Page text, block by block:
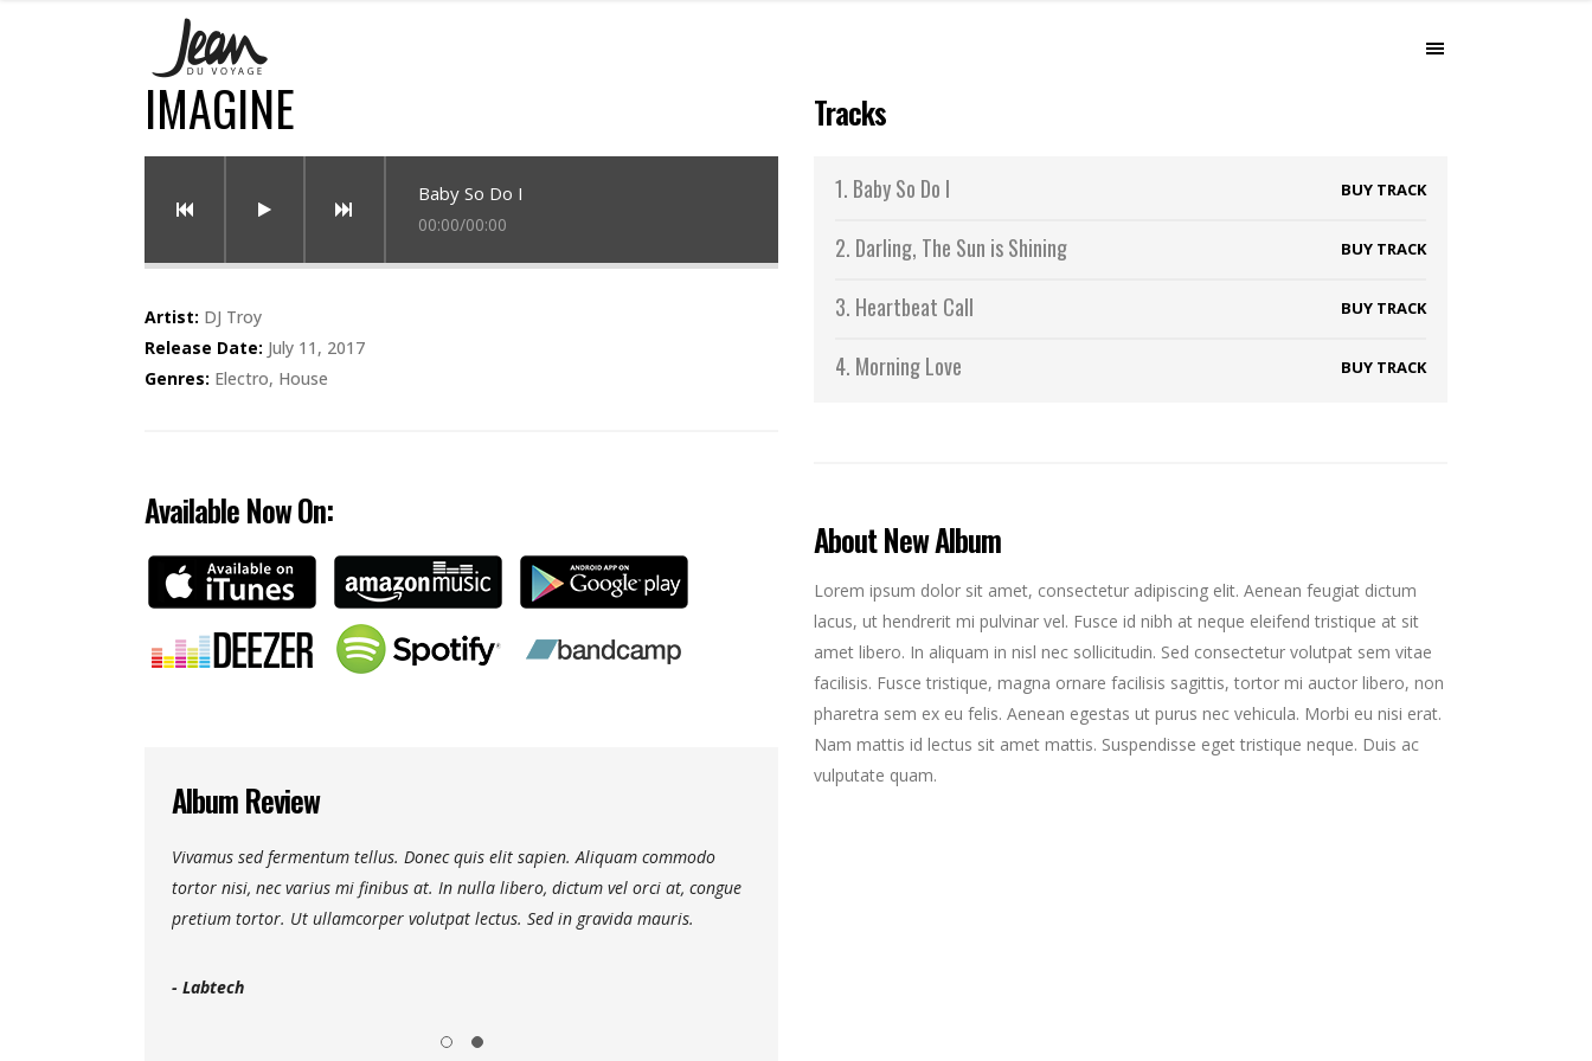
IMAGINE
Baby So Do I
00:00/00:00
Artist: DJ Troy
Release Date: July 11, 2017
Genres: Electro, House
Available Now On:
Album Review
Vivamus sed fermentum tellus. Donec quis elit sapien. Aliquam commodo
tortor nisi, nec varius mi finibus at. In nulla libero, dictum vel orci at, congue
pretium tortor. Ut ullamcorper volutpat lectus. Sed in gravida mauris.
- Labtech
Tracks
1. Baby So Do I BUY TRACK
2. Darling, The Sun is Shining BUY TRACK
3. Heartbeat Call BUY TRACK
4. Morning Love BUY TRACK
About New Album
Lorem ipsum dolor sit amet, consectetur adipiscing elit. Aenean feugiat dictum
lacus, ut hendrerit mi pulvinar vel. Fusce id nibh at neque eleifend tristique at sit
amet libero. In aliquam in nisl nec sollicitudin. Sed consectetur volutpat sem vitae
facilisis. Fusce tristique, magna ornare facilisis sagittis, tortor mi auctor libero, non
pharetra sem ex eu felis. Aenean egestas ut purus nec vehicula. Morbi eu nisi erat.
Nam mattis id lectus sit amet mattis. Suspendisse eget tristique neque. Duis ac
vulputate quam.